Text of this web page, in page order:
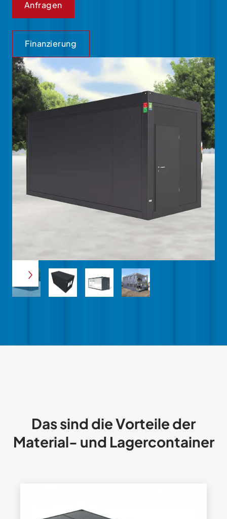
Anfragen
Finanzierung
Das sind die Vorteile der
Material- und Lagercontainer